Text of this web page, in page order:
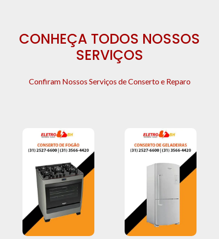
CONHEÇA TODOS NOSSOS
SERVIÇOS
Confiram Nossos Serviços de Conserto e Reparo